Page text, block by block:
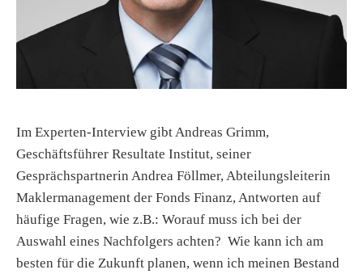
Im Experten-Interview gibt Andreas Grimm,
Geschäftsführer Resultate Institut, seiner
Gesprächspartnerin Andrea Föllmer, Abteilungsleiterin
Maklermanagement der Fonds Finanz, Antworten auf
häufige Fragen, wie z.B.: Worauf muss ich bei der
Auswahl eines Nachfolgers achten? Wie kann ich am
besten für die Zukunft planen, wenn ich meinen Bestand